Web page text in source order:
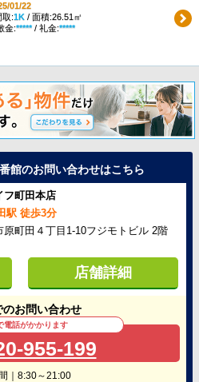
01/22
取:1K/ 面積:26.51㎡
金:*****/ 礼金:*****
館のお問い合わせはこちら
フ町田本店
駅 徒歩3分
原町田４丁目1-10フジモトビル 2階
店舗詳細
のお問い合わせ
電話がかかります
955-199
｜8:30～21:00